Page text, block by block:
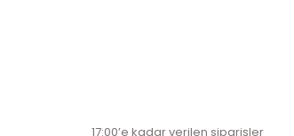
17:00’e kadar verilen siparişler